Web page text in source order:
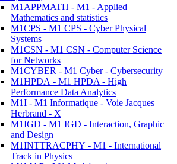
M1APPMATH - M1 - Applied
Mathematics and statistics
M1CPS - M1 CPS - Cyber Physical
Systems
M1CSN - M1 CSN - Computer Science
for Networks
M1CYBER - M1 Cyber - Cybersecurity
M1HPDA - M1 HPDA - High
Performance Data Analytics
M1I - M1 Informatique - Voie Jacques
Herbrand - X
M1IGD - M1 IGD - Interaction, Graphic
and Design
M1INTTRACPHY - M1 - International
Track in Physics